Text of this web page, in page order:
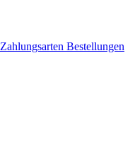
Zahlungsarten Bestellungen